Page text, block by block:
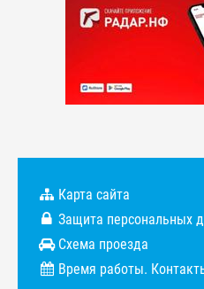
Карта сайта
Защита персональных
Схема проезда
Время работы.